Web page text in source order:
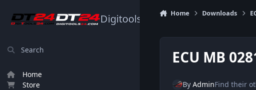
Digitools24.com
Search
Home
Store
Home Downloads
ECU MB
By AdminFind their